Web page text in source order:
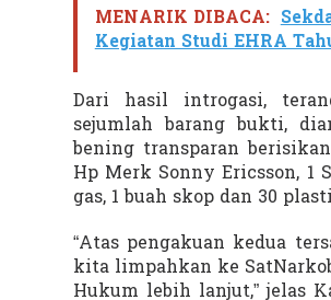
MENARIK DIBACA:
Kegiatan Studi EHRA
Dari hasil introgasi,
sejumlah barang bukti,
bening transparan
Hp Merk Sonny Ericsson, 1
gas, 1 buah skop dan 30
“Atas pengakuan kedua
kita limpahkan ke
Hukum lebih lanjut,” jelas